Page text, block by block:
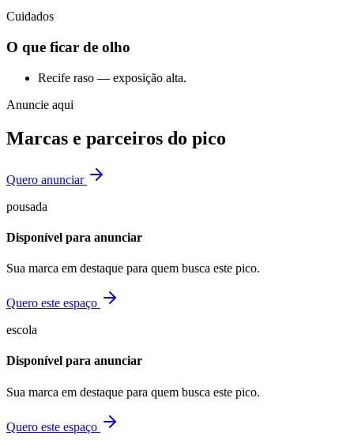
Cuidados
O que ficar de olho
Recife raso — exposição alta.
Anuncie aqui
Marcas e parceiros do pico
Quero anunciar
pousada
Disponível para anunciar
Sua marca em destaque para quem busca este pico.
Quero este espaço
escola
Disponível para anunciar
Sua marca em destaque para quem busca este pico.
Quero este espaço